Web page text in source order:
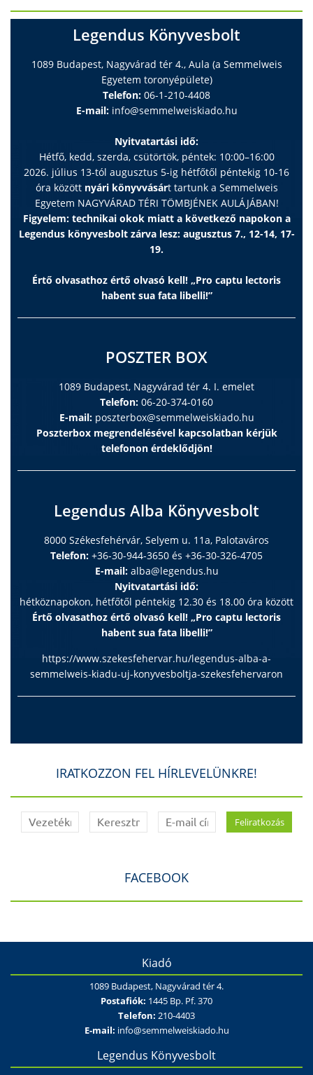
Legendus Könyvesbolt
1089 Budapest, Nagyvárad tér 4., Aula (a Semmelweis
Egyetem toronyépülete)
Telefon: 06-1-210-4408
E-mail: info@semmelweiskiado.hu
Nyitvatartási idő:
Hétfő, kedd, szerda, csütörtök, péntek: 10:00–16:00
2026. július 13-tól augusztus 5-ig hétfőtől péntekig 10-16
óra között nyári könyvvásárt tartunk a Semmelweis
Egyetem NAGYVÁRAD TÉRI TÖMBJÉNEK AULÁJÁBAN!
Figyelem: technikai okok miatt a következő napokon a
Legendus könyvesbolt zárva lesz: augusztus 7., 12-14, 17-
19.
Értő olvasathoz értő olvasó kell! „Pro captu lectoris
habent sua fata libelli!”
POSZTER BOX
1089 Budapest, Nagyvárad tér 4. I. emelet
Telefon: 06-20-374-0160
E-mail: poszterbox@semmelweiskiado.hu
Poszterbox megrendelésével kapcsolatban kérjük
telefonon érdeklődjön!
Legendus Alba Könyvesbolt
8000 Székesfehérvár, Selyem u. 11a, Palotaváros
Telefon: +36-30-944-3650 és +36-30-326-4705
E-mail: alba@legendus.hu
Nyitvatartási idő:
hétköznapokon, hétfőtől péntekig 12.30 és 18.00 óra között
Értő olvasathoz értő olvasó kell! „Pro captu lectoris
habent sua fata libelli!”
https://www.szekesfehervar.hu/legendus-alba-a-
semmelweis-kiadu-uj-konyvesboltja-szekesfehervaron
IRATKOZZON FEL HÍRLEVELÜNKRE!
FACEBOOK
Kiadó
1089 Budapest, Nagyvárad tér 4.
Postafiók: 1445 Bp. Pf. 370
Telefon: 210-4403
E-mail: info@semmelweiskiado.hu
Legendus Könyvesbolt